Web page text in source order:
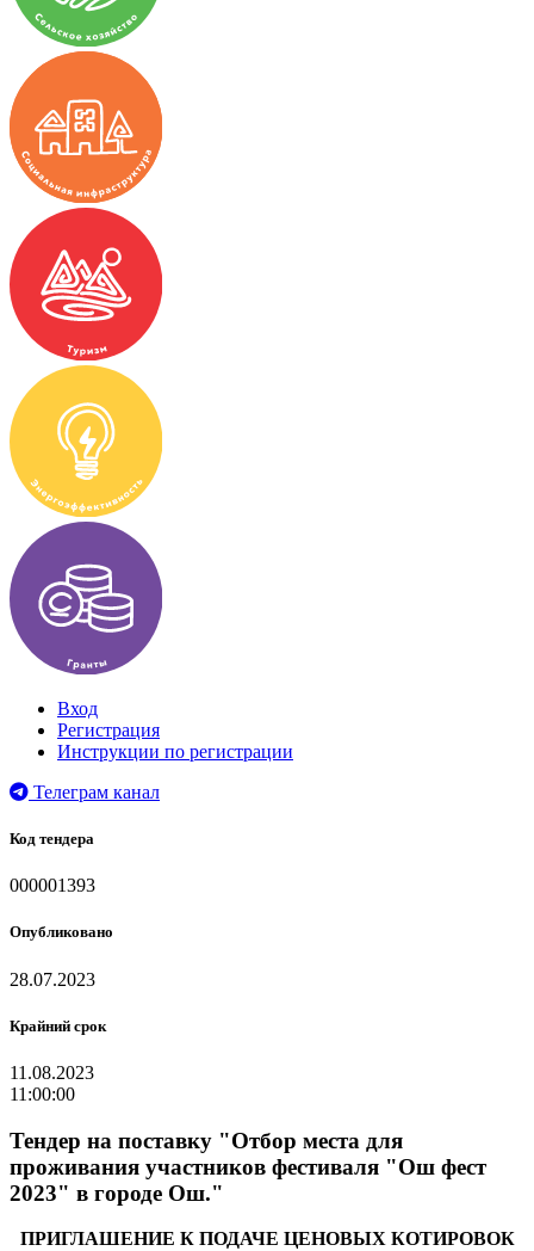
Вход
Регистрация
Инструкции по регистрации
Телеграм канал
Код тендера
000001393
Опубликовано
28.07.2023
Крайний срок
11.08.2023
11:00:00
Тендер на поставку "Отбор места для
проживания участников фестиваля "Ош фест
2023" в городе Ош."
ПРИГЛАШЕНИЕ К ПОДАЧЕ ЦЕНОВЫХ КОТИРОВОК